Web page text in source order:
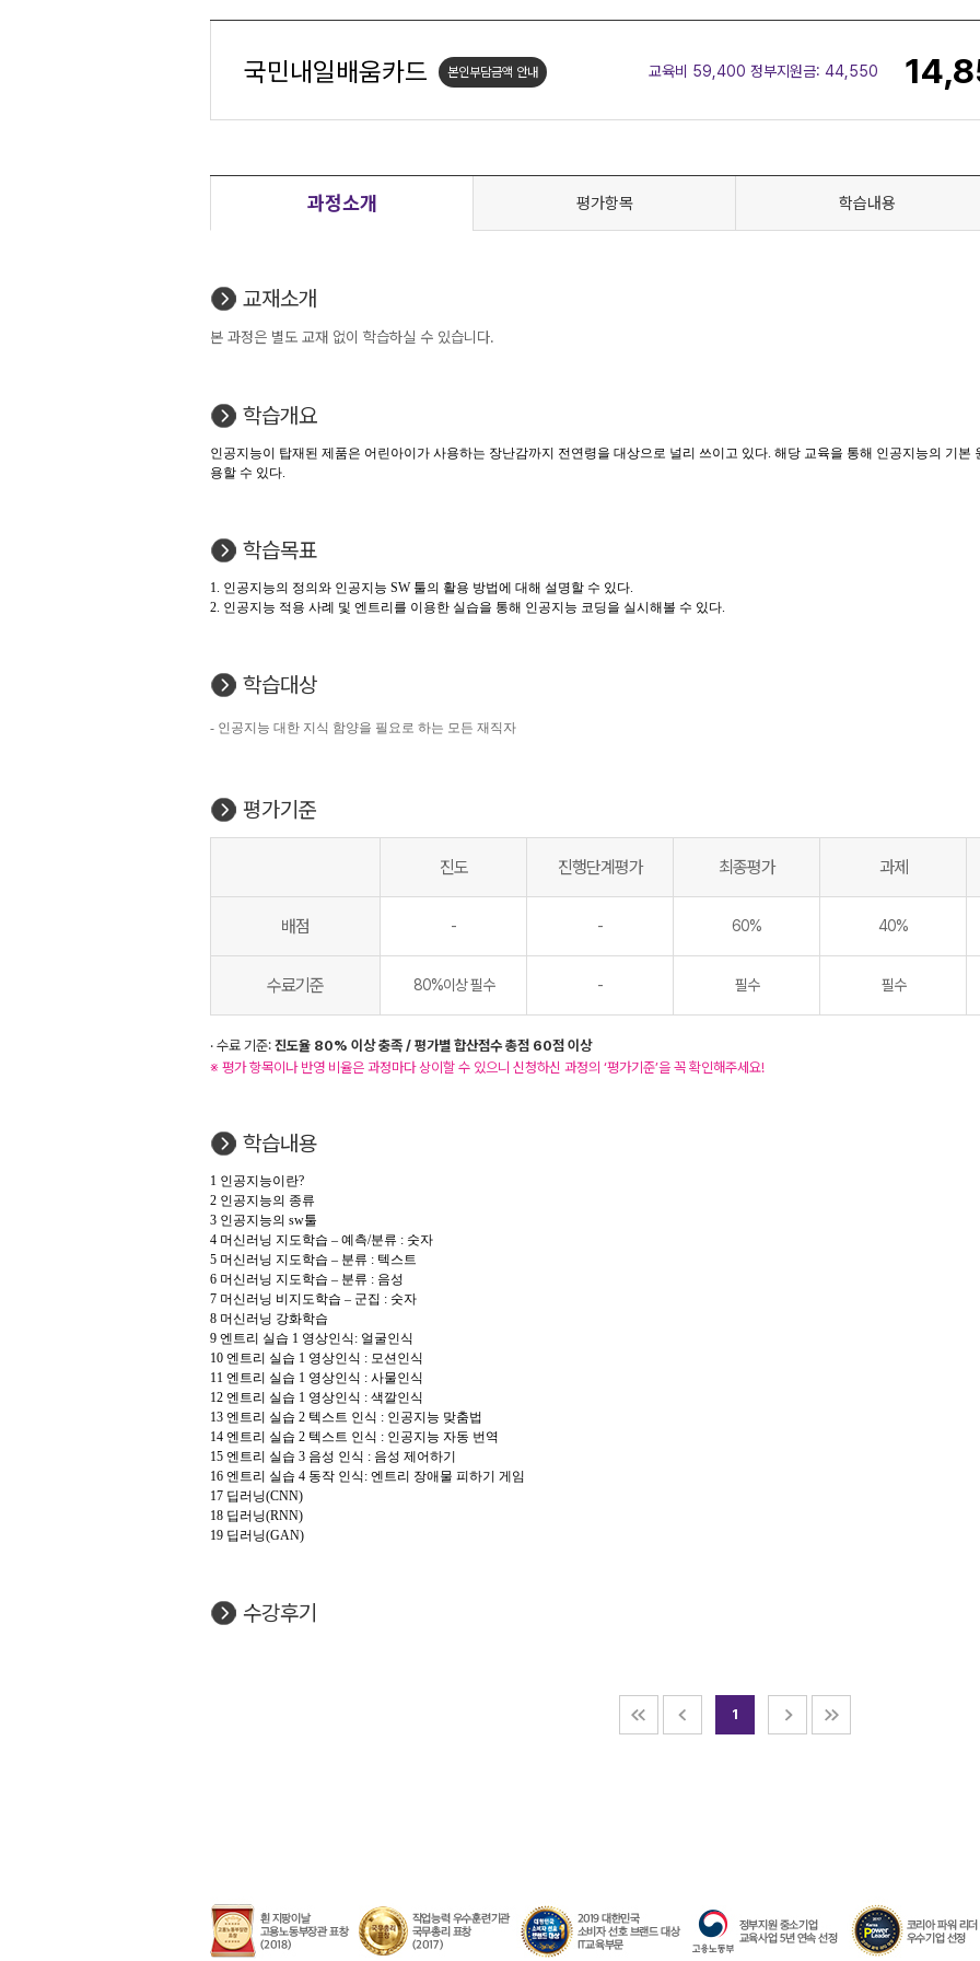
국민내일배움카드 본인부담금액 안내 교육비 59,400 정부지원금: 44,550
과정소개 평가항목 학습내용
교재소개
본 과정은 별도 교재 없이 학습하실 수 있습니다.
학습개요
인공지능이 탑재된 제품은 어린아이가 사용하는 장난감까지 전연령을 대상으로 널리 쓰이고 있다. 해당 교육을 통해 인공지능의 기본
용할 수 있다.
학습목표
1. 인공지능의 정의와 인공지능 SW 툴의 활용 방법에 대해 설명할 수 있다.
2. 인공지능 적용 사례 및 엔트리를 이용한 실습을 통해 인공지능 코딩을 실시해볼 수 있다.
학습대상
- 인공지능 대한 지식 함양을 필요로 하는 모든 재직자
평가기준
진도 진행단계평가 최종평가 과제
배점 - - 60% 40%
수료기준 80%이상 필수 - 필수 필수
· 수료 기준: 진도율 80% 이상 충족 / 평가별 합산점수 총점 60점 이상
※ 평가 항목이나 반영 비율은 과정마다 상이할 수 있으니 신청하신 과정의 ‘평가기준’을 꼭 확인해주세요!
학습내용
1 인공지능이란?
2 인공지능의 종류
3 인공지능의 sw툴
4 머신러닝 지도학습 – 예측/분류 : 숫자
5 머신러닝 지도학습 – 분류 : 텍스트
6 머신러닝 지도학습 – 분류 : 음성
7 머신러닝 비지도학습 – 군집 : 숫자
8 머신러닝 강화학습
9 엔트리 실습 1 영상인식: 얼굴인식
10 엔트리 실습 1 영상인식 : 모션인식
11 엔트리 실습 1 영상인식 : 사물인식
12 엔트리 실습 1 영상인식 : 색깔인식
13 엔트리 실습 2 텍스트 인식 : 인공지능 맞춤법
14 엔트리 실습 2 텍스트 인식 : 인공지능 자동 번역
15 엔트리 실습 3 음성 인식 : 음성 제어하기
16 엔트리 실습 4 동작 인식: 엔트리 장애물 피하기 게임
17 딥러닝(CNN)
18 딥러닝(RNN)
19 딥러닝(GAN)
수강후기
1